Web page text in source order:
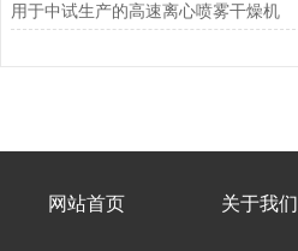
用于中试生产的高速离心喷雾干燥机
网站首页 关于我们